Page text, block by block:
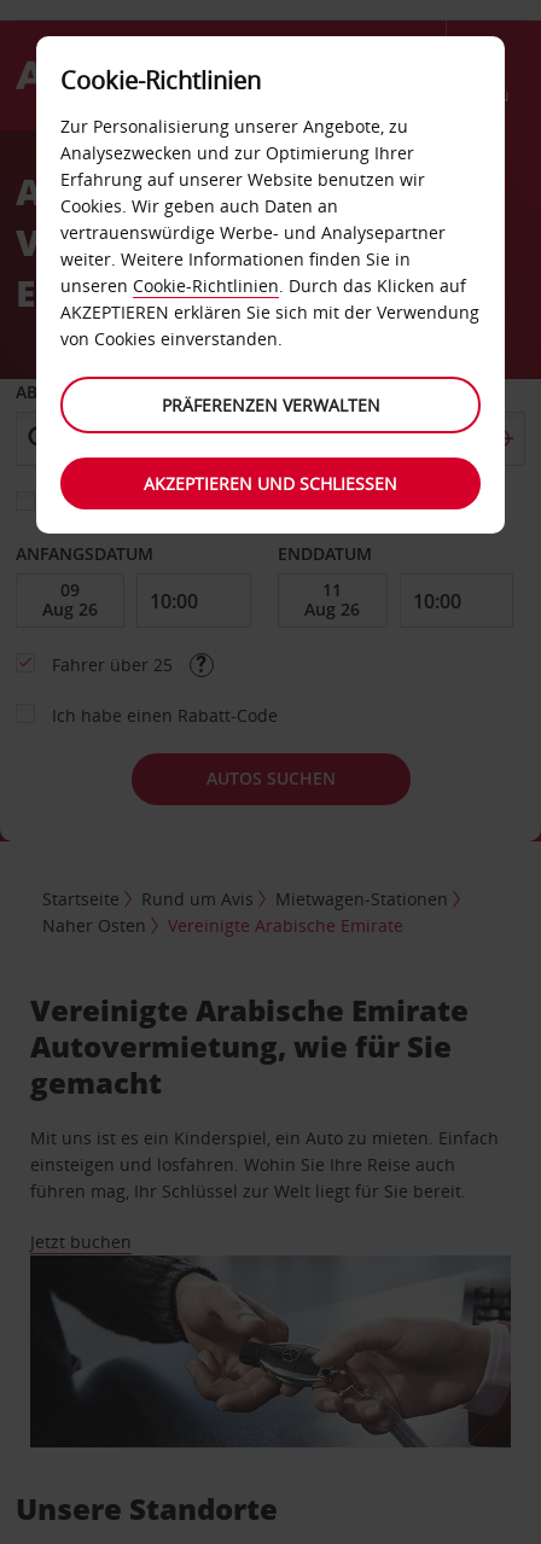
Menü
AvisAutovermietung
Vereinigte Arabische
Emirate
ABHOLEN VON
Eine andere Rückgabestation auswählen
ANFANGSDATUM ENDDATUM
Fahrer über 25
Ich habe einen Rabatt-Code
AUTOS SUCHEN
Startseite Rund um Avis
Mietwagen-Stationen
Naher Osten
Vereinigte Arabische Emirate
Vereinigte Arabische Emirate
Autovermietung, wie für Sie
gemacht
Mit uns ist es ein Kinderspiel, ein Auto zu mieten. Einfach
einsteigen und losfahren. Wohin Sie Ihre Reise auch
führen mag, Ihr Schlüssel zur Welt liegt für Sie bereit.
Jetzt buchen
Unsere Standorte
Cookie-Richtlinien
Zur Personalisierung unserer Angebote, zu
Analysezwecken und zur Optimierung Ihrer
Erfahrung auf unserer Website benutzen wir
Cookies. Wir geben auch Daten an
vertrauenswürdige Werbe- und Analysepartner
weiter. Weitere Informationen finden Sie in
unseren Cookie-Richtlinien. Durch das Klicken auf
AKZEPTIEREN erklären Sie sich mit der Verwendung
von Cookies einverstanden.
PRÄFERENZEN VERWALTEN
AKZEPTIEREN UND SCHLIESSEN